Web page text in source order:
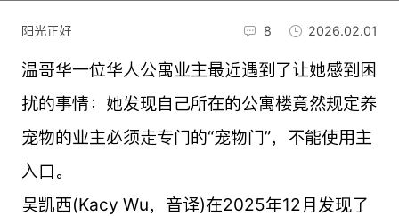
阳光正好 8 2026.02.01
温哥华一位华人公寓业主最近遇到了让她感到困
扰的事情：她发现自己所在的公寓楼竟然规定养
宠物的业主必须走专门的“宠物门”，不能使用主
入口。
吴凯西(Kacy Wu，音译)在2025年12月发现了